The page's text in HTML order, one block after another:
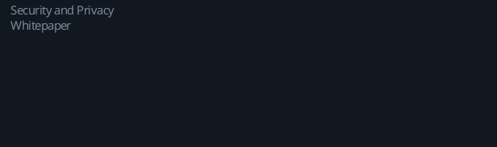
Security and Privacy
Whitepaper